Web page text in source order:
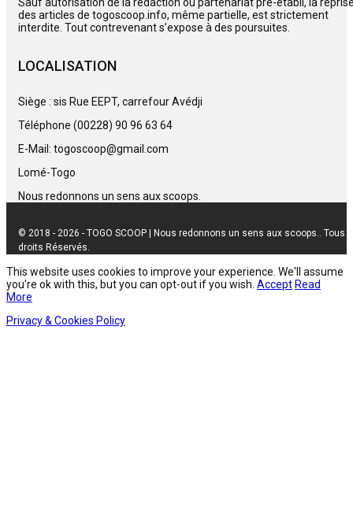
des articles de togoscoop.info, même partielle, est strictement
interdite. Tout contrevenant s’expose à des poursuites.
LOCALISATION
Siège : sis Rue EEPT, carrefour Avédji
Téléphone (00228) 90 96 63 64
E-Mail: togoscoop@gmail.com
Lomé-Togo
Nous redonnons un sens aux scoops.
© 2018 - 2026 - TOGO SCOOP | Nous redonnons un sens aux scoops.. Tous
droits Réservés.
This website uses cookies to improve your experience. We'll assume
you're ok with this, but you can opt-out if you wish. Accept Read
More
Privacy & Cookies Policy